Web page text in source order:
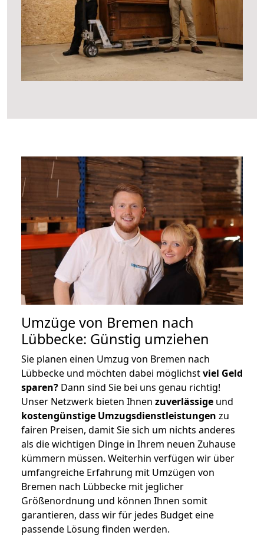
Umzüge von Bremen nach
Lübbecke: Günstig umziehen
Sie planen einen Umzug von Bremen nach
Lübbecke und möchten dabei möglichstviel Geld
sparen? Dann sind Sie bei uns genau richtig!
Unser Netzwerk bieten Ihnen zuverlässige und
kostengünstige Umzugsdienstleistungen zu
fairen Preisen, damit Sie sich um nichts anderes
als die wichtigen Dinge in Ihrem neuen Zuhause
kümmern müssen. Weiterhin verfügen wir über
umfangreiche Erfahrung mit Umzügen von
Bremen nach Lübbecke mit jeglicher
Größenordnung und können Ihnen somit
garantieren, dass wir für jedes Budget eine
passende Lösung finden werden.